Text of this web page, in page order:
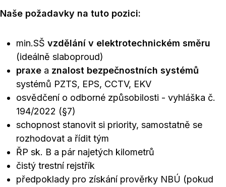
Naše požadavky na tuto pozici:
min.SŠ vzdělání v elektrotechnickém směru
(ideálně slaboproud)
praxe a znalost bezpečnostních systémů
systémů PZTS, EPS, CCTV, EKV
osvědčení o odborné způsobilosti - vyhláška č.
194/2022 (§7)
schopnost stanovit si priority, samostatně se
rozhodovat a řídit tým
ŘP sk. B a pár najetých kilometrů
čistý trestní rejstřík
předpoklady pro získání prověrky NBÚ (pokud